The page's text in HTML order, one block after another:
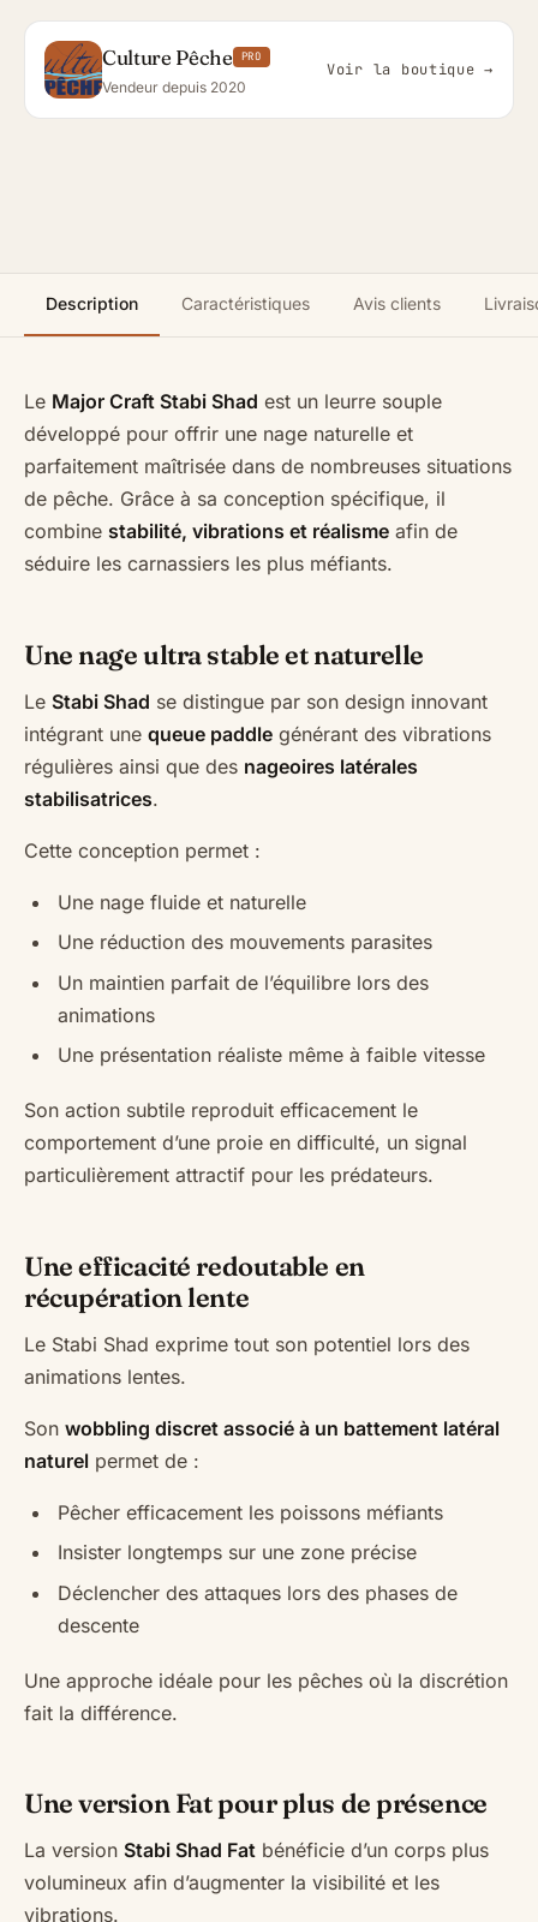
Culture Pêche PRO
Vendeur depuis 2020
Voir la boutique →
Description Caractéristiques Avis clients
Le Major Craft Stabi Shad est un leurre souple
développé pour offrir une nage naturelle et
parfaitement maîtrisée dans de nombreuses situations
de pêche. Grâce à sa conception spécifique, il
combine stabilité, vibrations et réalisme afin de
séduire les carnassiers les plus méfiants.
Une nage ultra stable et naturelle
Le Stabi Shad se distingue par son design innovant
intégrant une queue paddle générant des vibrations
régulières ainsi que des nageoires latérales
stabilisatrices.
Cette conception permet :
Une nage fluide et naturelle
Une réduction des mouvements parasites
Un maintien parfait de l’équilibre lors des
animations
Une présentation réaliste même à faible vitesse
Son action subtile reproduit efficacement le
comportement d’une proie en difficulté, un signal
particulièrement attractif pour les prédateurs.
Une efficacité redoutable en
récupération lente
Le Stabi Shad exprime tout son potentiel lors des
animations lentes.
Son wobbling discret associé à un battement latéral
naturel permet de :
Pêcher efficacement les poissons méfiants
Insister longtemps sur une zone précise
Déclencher des attaques lors des phases de
descente
Une approche idéale pour les pêches où la discrétion
fait la différence.
Une version Fat pour plus de présence
La version Stabi Shad Fat bénéficie d’un corps plus
volumineux afin d’augmenter la visibilité et les
vibrations.